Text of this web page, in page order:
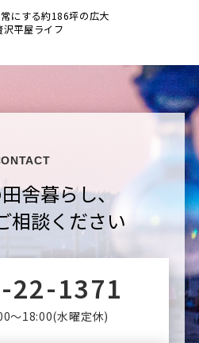
にする約186坪の広大
平屋ライフ
舎暮らし、
相談ください
22-1371
〜18:00(⽔曜定休)